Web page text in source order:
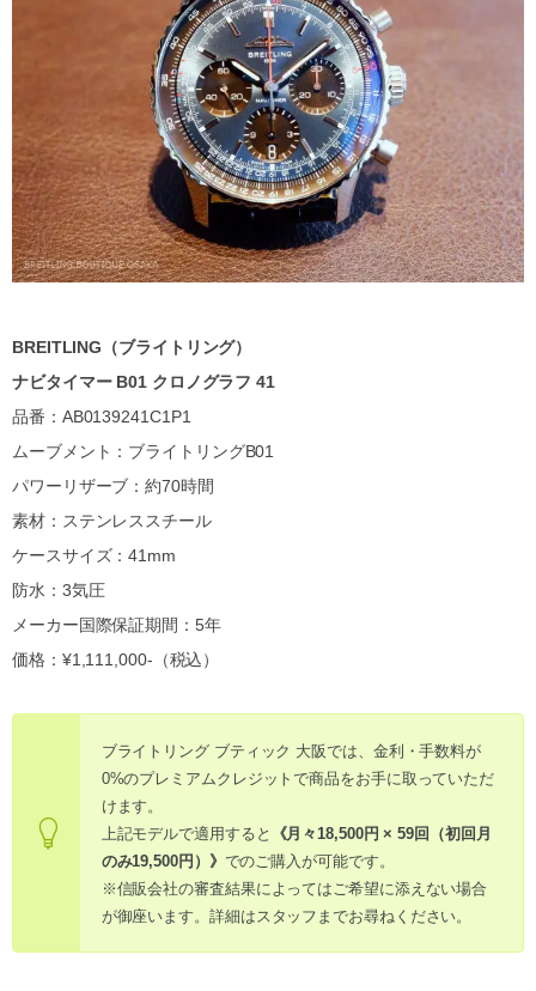
BREITLING（ブライトリング）
ナビタイマー B01 クロノグラフ 41
品番：AB0139241C1P1
ムーブメント：ブライトリングB01
パワーリザーブ：約70時間
素材：ステンレススチール
ケースサイズ：41mm
防水：3気圧
メーカー国際保証期間：5年
価格：¥1,111,000-（税込）
ブライトリング ブティック 大阪では、金利・手数料が
0%のプレミアムクレジットで商品をお手に取っていただ
けます。
上記モデルで適用すると
《月々18,500円 × 59回（初回月
のみ19,500円）》 でのご購入が可能です。
※信販会社の審査結果によってはご希望に添えない場合
が御座います。詳細はスタッフまでお尋ねください。